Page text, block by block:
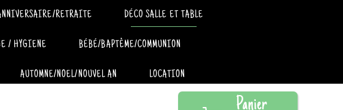
RETRAITE DÉCO SALLE ET TABLE
/ HYGIENE BÉBÉ/BAPTÊME/COMMUNION
AUTOMNE/NOEL/NOUVEL AN LOCATION
Panier